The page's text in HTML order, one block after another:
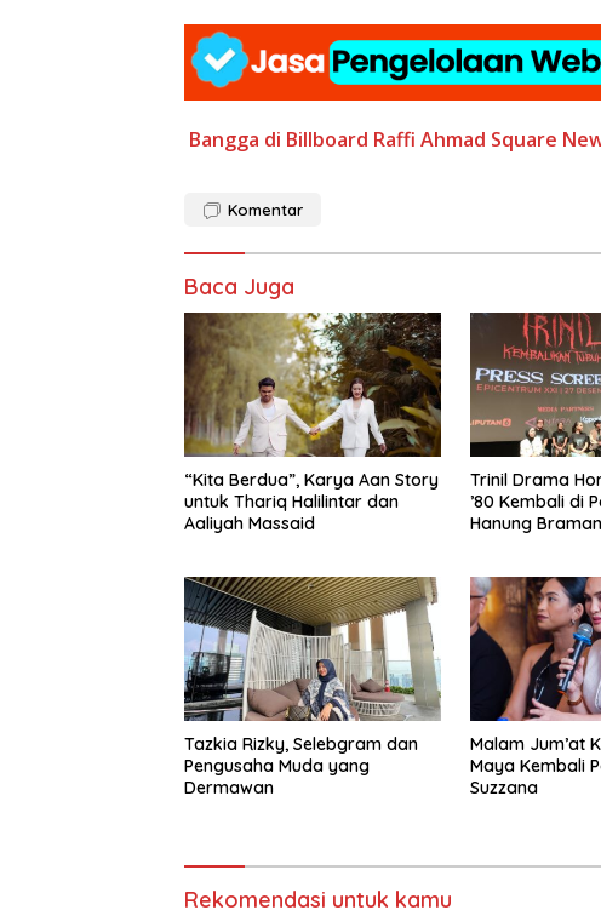
Bangga di Billboard Raffi Ahmad Square
Komentar
Baca Juga
“Kita Berdua”, Karya Aan Story
untuk Thariq Halilintar dan
Aaliyah Massaid
­Trinil Drama
’80 Kembali di
Hanung
Tazkia Rizky, Selebgram dan
Pengusaha Muda yang
Dermawan
Malam Jum’at
Maya Kembali
Suzzana
Rekomendasi untuk kamu